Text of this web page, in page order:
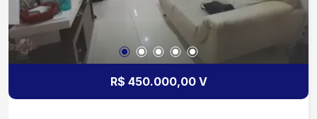
R$ 450.000,00 V